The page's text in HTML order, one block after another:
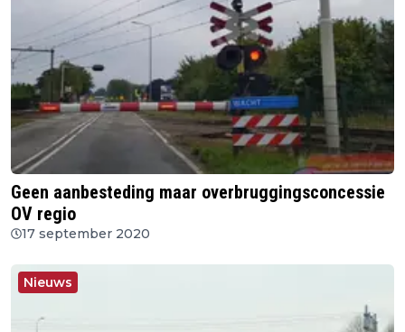
Geen aanbesteding maar overbruggingsconcessie
OV regio
17 september 2020
Nieuws